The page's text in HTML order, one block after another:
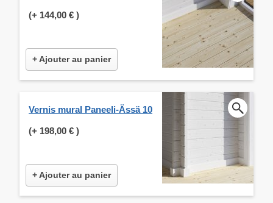
(+ 144,00 € )
+ Ajouter au panier
Vernis mural Paneeli-Ässä 10
(+ 198,00 € )
+ Ajouter au panier